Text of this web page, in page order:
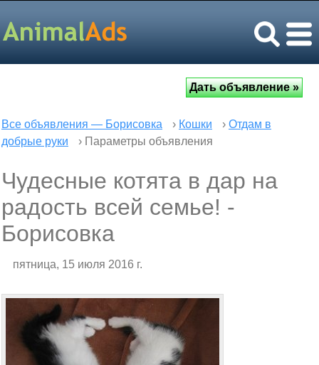
Все объявления — Борисовка › Кошки › Отдам в
добрые руки
› Параметры объявления
Чудесные котята в дар на
радость всей семье! -
Борисовка
пятница, 15 июля 2016 г.